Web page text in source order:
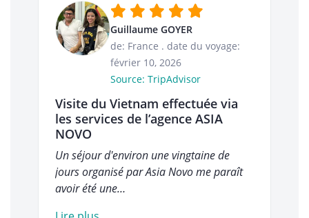
Guillaume GOYER
de: France . date du voyage:
février 10, 2026
Source: TripAdvisor
Visite du Vietnam effectuée via
les services de l’agence ASIA
NOVO
Un séjour d'environ une vingtaine de
jours organisé par Asia Novo me paraît
avoir été une…